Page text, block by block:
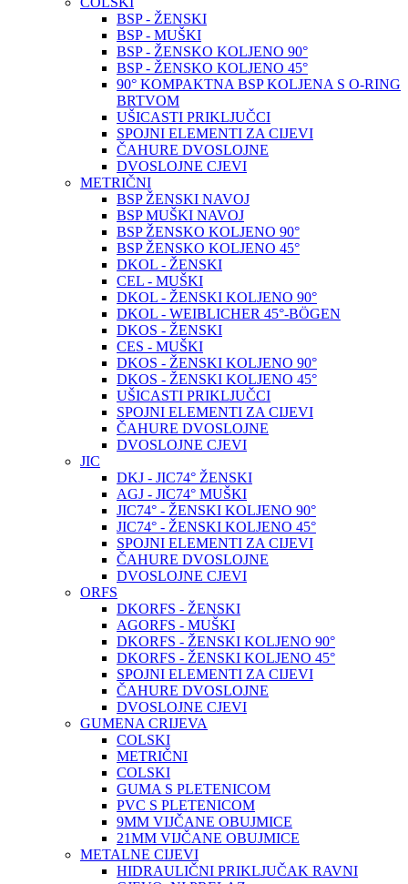
BSP - ŽENSKI
BSP - MUŠKI
BSP - ŽENSKO KOLJENO 90°
BSP - ŽENSKO KOLJENO 45°
90° KOMPAKTNA BSP KOLJENA S O-RING
BRTVOM
UŠICASTI PRIKLJUČCI
SPOJNI ELEMENTI ZA CIJEVI
ČAHURE DVOSLOJNE
DVOSLOJNE CJEVI
METRIČNI
BSP ŽENSKI NAVOJ
BSP MUŠKI NAVOJ
BSP ŽENSKO KOLJENO 90°
BSP ŽENSKO KOLJENO 45°
DKOL - ŽENSKI
CEL - MUŠKI
DKOL - ŽENSKI KOLJENO 90°
DKOL - WEIBLICHER 45°-BÖGEN
DKOS - ŽENSKI
CES - MUŠKI
DKOS - ŽENSKI KOLJENO 90°
DKOS - ŽENSKI KOLJENO 45°
UŠICASTI PRIKLJUČCI
SPOJNI ELEMENTI ZA CIJEVI
ČAHURE DVOSLOJNE
DVOSLOJNE CJEVI
JIC
DKJ - JIC74° ŽENSKI
AGJ - JIC74° MUŠKI
JIC74° - ŽENSKI KOLJENO 90°
JIC74° - ŽENSKI KOLJENO 45°
SPOJNI ELEMENTI ZA CIJEVI
ČAHURE DVOSLOJNE
DVOSLOJNE CJEVI
ORFS
DKORFS - ŽENSKI
AGORFS - MUŠKI
DKORFS - ŽENSKI KOLJENO 90°
DKORFS - ŽENSKI KOLJENO 45°
SPOJNI ELEMENTI ZA CIJEVI
ČAHURE DVOSLOJNE
DVOSLOJNE CJEVI
GUMENA CRIJEVA
COLSKI
METRIČNI
COLSKI
GUMA S PLETENICOM
PVC S PLETENICOM
9MM VIJČANE OBUJMICE
21MM VIJČANE OBUJMICE
METALNE CIJEVI
HIDRAULIČNI PRIKLJUČAK RAVNI